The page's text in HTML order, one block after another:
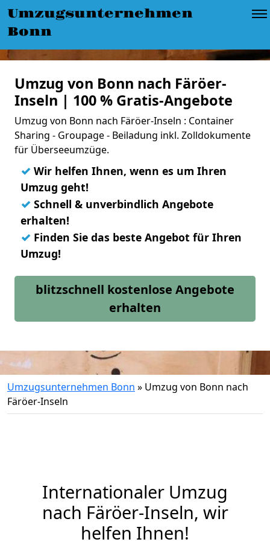
Umzugsunternehmen
Bonn
Umzug von Bonn nach Färöer-
Inseln | 100 % Gratis-Angebote
Umzug von Bonn nach Färöer-Inseln : Container
Sharing - Groupage - Beiladung inkl. Zolldokumente
für Überseeumzüge.
✓ Wir helfen Ihnen, wenn es um Ihren
Umzug geht!
✓ Schnell & unverbindlich Angebote
erhalten!
✓ Finden Sie das beste Angebot für Ihren
Umzug!
blitzschnell kostenlose Angebote
erhalten
Umzugsunternehmen Bonn » Umzug von Bonn nach
Färöer-Inseln
Internationaler Umzug
nach Färöer-Inseln, wir
helfen Ihnen!